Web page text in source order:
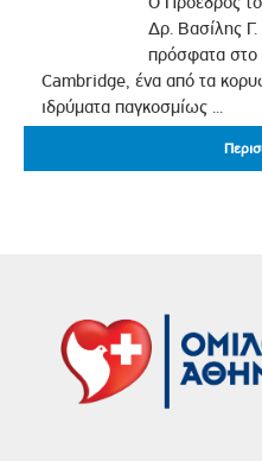
Δρ. Βασίλης
πρόσφατα στο
Cambridge, ένα από τα
ιδρύματα παγκοσμίως ...